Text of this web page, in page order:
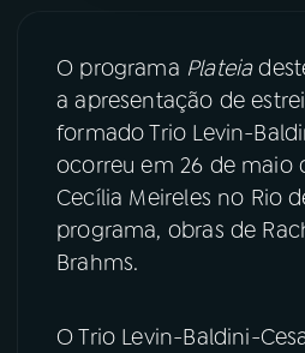
VIDEOCASTS
07ÚLTIMAS
PRÊMIO RÁDIO MEC
ACOMPANHE A RÁDIO MEC
O programa Plateia
a apresentação de
formado Trio Levin-
ocorreu em 26 de maio
Cecília Meireles no Rio
programa, obras de
Brahms.
O Trio Levin-Baldini-